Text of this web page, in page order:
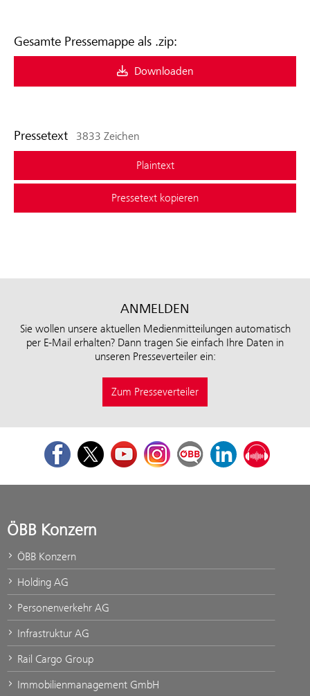
Gesamte Pressemappe als .zip:
Downloaden
Pressetext 3833 Zeichen
Plaintext
Pressetext kopieren
ANMELDEN
Sie wollen unsere aktuellen Medienmitteilungen automatisch
per E-Mail erhalten? Dann tragen Sie einfach Ihre Daten in
unseren Presseverteiler ein:
Zum Presseverteiler
FacebookTwitterYoutubeInstagramÖBB Corporate Blog
LinkedInPodcast
ÖBB Konzern
ÖBB Konzern
Holding AG
Personenverkehr AG
Infrastruktur AG
Rail Cargo Group
Immobilienmanagement GmbH